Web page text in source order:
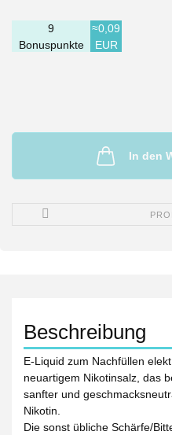
9
Bonuspunkte
≈0,09
EUR
In den
Beschreibung
E-Liquid zum Nachfüllen
neuartigem Nikotinsalz, das
sanfter und
Nikotin.
Die sonst übliche Schärfe/